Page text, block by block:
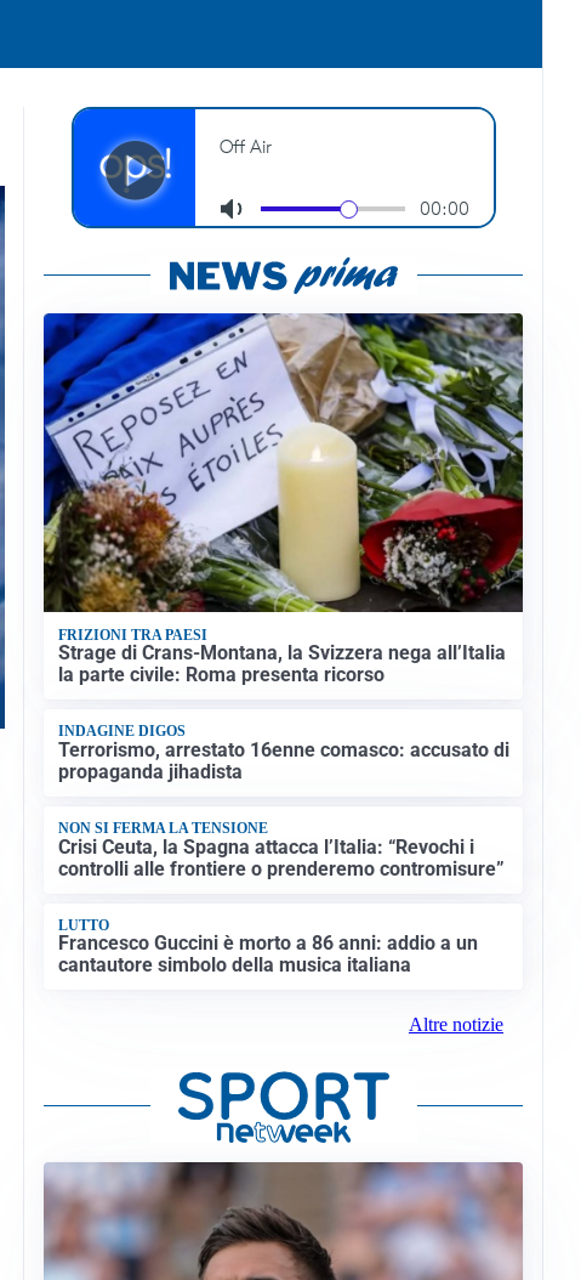
FRIZIONI TRA PAESI
Strage di Crans-Montana, la Svizzera nega all’Italia
la parte civile: Roma presenta ricorso
INDAGINE DIGOS
Terrorismo, arrestato 16enne comasco: accusato di
propaganda jihadista
NON SI FERMA LA TENSIONE
Crisi Ceuta, la Spagna attacca l’Italia: “Revochi i
controlli alle frontiere o prenderemo contromisure”
LUTTO
Francesco Guccini è morto a 86 anni: addio a un
cantautore simbolo della musica italiana
Altre notizie